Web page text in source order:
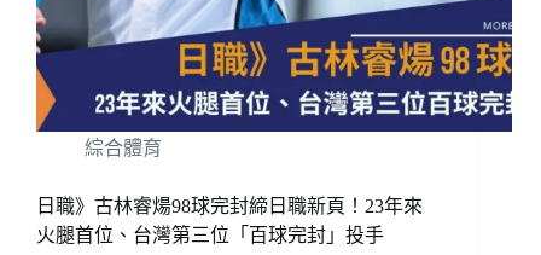
綜合體育
日職》古林睿煬98球完封締日職新頁！23年來
火腿首位、台灣第三位「百球完封」投手